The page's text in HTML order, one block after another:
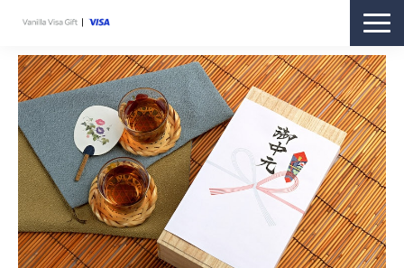
商品紹介
購入方法
利用方法
ギフトをお持ちの方
お客さまサポート
オンラインストア